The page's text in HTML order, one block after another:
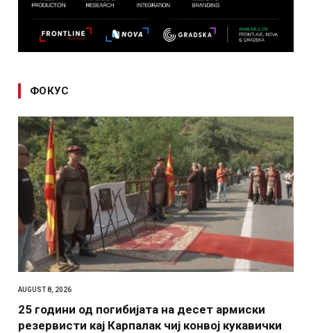
ФОКУС
AUGUST 8, 2026
25 години од погибијата на десет армиски
резервисти кај Карпалак чиј конвој кукавички